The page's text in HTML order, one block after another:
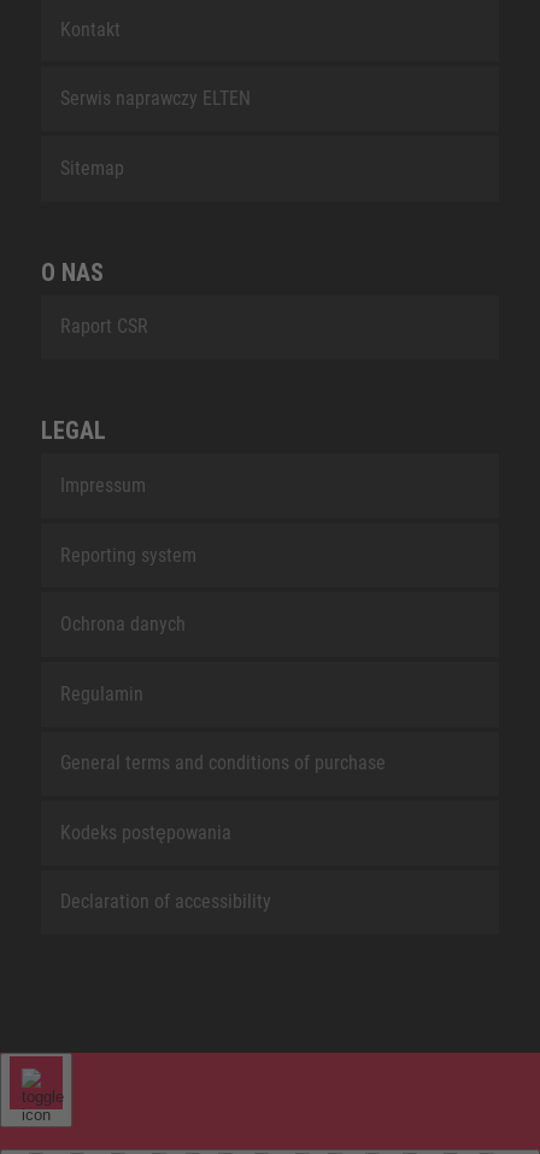
Kontakt
Serwis naprawczy ELTEN
Sitemap
O NAS
Raport CSR
LEGAL
Impressum
Reporting system
Ochrona danych
Regulamin
General terms and conditions of purchase
Kodeks postępowania
Declaration of accessibility